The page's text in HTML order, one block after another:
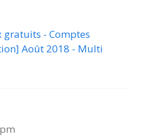
gratuits - Comptes
Août 2018 - Multi